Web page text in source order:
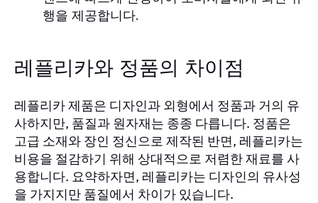
행을 제공합니다.
레플리카와 정품의 차이점
레플리카 제품은 디자인과 외형에서 정품과 거의 유
사하지만, 품질과 원자재는 종종 다릅니다. 정품은
고급 소재와 장인 정신으로 제작된 반면, 레플리카는
비용을 절감하기 위해 상대적으로 저렴한 재료를 사
용합니다. 요약하자면, 레플리카는 디자인의 유사성
을 가지지만 품질에서 차이가 있습니다.